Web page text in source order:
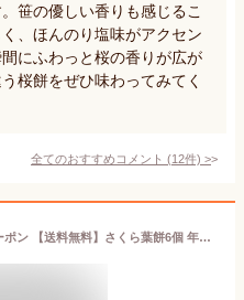
笹の優しい香りも感じるこ
、ほんのり塩味がアクセン
にふわっと桜の香りが広が
桜餅をぜひ味わってみてく
全てのおすすめコメント (12件) >
3/4 20時~スタートダッシュクーポン 【送料無料】さくら葉餅6個 年中食べられる季節菓子 桜餅 桜葉 詰め合わせ 手作り あんこ さくらもち 塩漬け こしあん 上新粉 お茶請け 桜 さくら サービス価格 お取り寄せ 和菓子 桜 スイーツ プレゼント ギフト 個包装 ご挨拶 手土産